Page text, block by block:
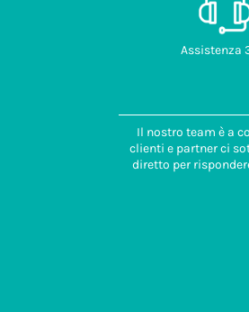
Assistenza
Il nostro team è a
clienti e partner ci
diretto per